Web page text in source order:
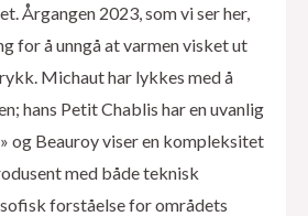
Årgangen 2023, som vi ser her,
for å unngå at varmen visket ut
Michaut har lykkes med å
hans Petit Chablis har en uvanlig
og Beauroy viser en kompleksitet
med både teknisk
forståelse for områdets